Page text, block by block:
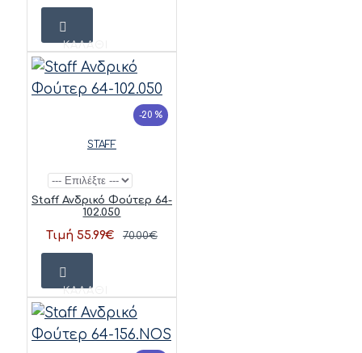
ΚΑΛΆΘΙ
-20 %
STAFF
Staff Ανδρικό Φούτερ 64-
102.050
Τιμή 55.99€ 70.00€
ΚΑΛΆΘΙ